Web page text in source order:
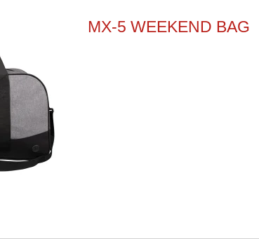
MX-5 WEEKEND BAG